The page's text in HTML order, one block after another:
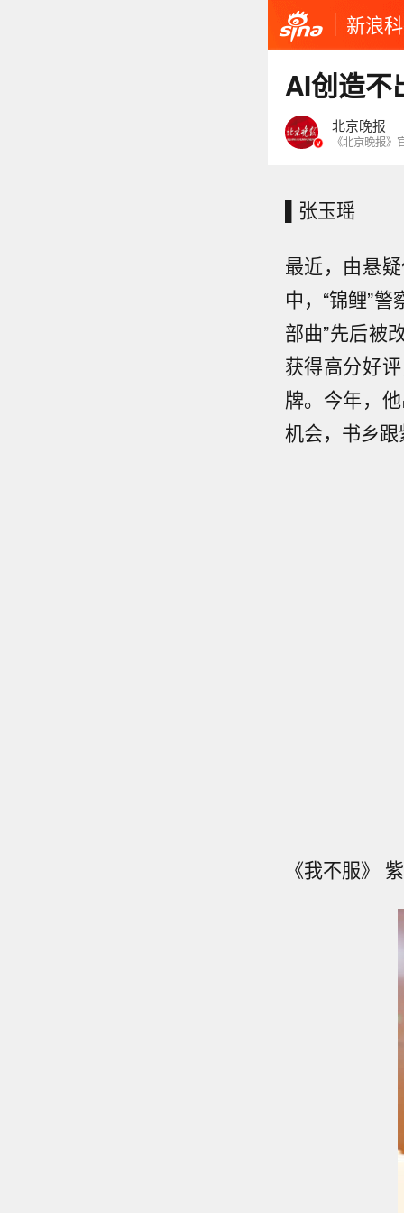
新浪
AI创造不
北京晚报
《北京晚报》
▌张玉瑶
最近，由悬
中，“锦鲤”
部曲”先后被
获得高分好
牌。今年，
机会，书乡
《我不服》